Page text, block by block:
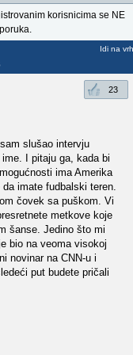
korisnicima se NE
Idi na vrh
23
slušao intervju
I pitaju ga, kada bi
ima Amerika
imate fudbalski teren.
čovek sa puškom. Vi
metkove koje
šanse. Jedino što mi
bio na veoma visokoj
novinar na CNN-u i
put budete pričali